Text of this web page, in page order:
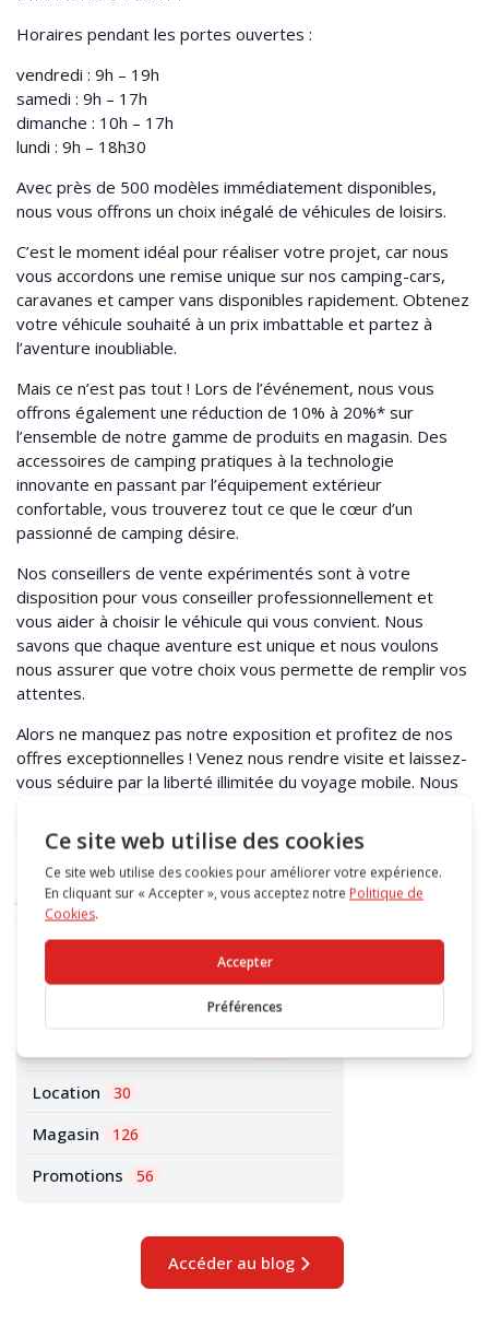
Horaires pendant les portes ouvertes :
vendredi : 9h – 19h
samedi : 9h – 17h
dimanche : 10h – 17h
lundi : 9h – 18h30
Avec près de 500 modèles immédiatement disponibles,
nous vous offrons un choix inégalé de véhicules de loisirs.
C’est le moment idéal pour réaliser votre projet, car nous
vous accordons une remise unique sur nos camping-cars,
caravanes et camper vans disponibles rapidement. Obtenez
votre véhicule souhaité à un prix imbattable et partez à
l’aventure inoubliable.
Mais ce n’est pas tout ! Lors de l’événement, nous vous
offrons également une réduction de 10% à 20%* sur
l’ensemble de notre gamme de produits en magasin. Des
accessoires de camping pratiques à la technologie
innovante en passant par l’équipement extérieur
confortable, vous trouverez tout ce que le cœur d’un
passionné de camping désire.
Nos conseillers de vente expérimentés sont à votre
disposition pour vous conseiller professionnellement et
vous aider à choisir le véhicule qui vous convient. Nous
savons que chaque aventure est unique et nous voulons
nous assurer que votre choix vous permette de remplir vos
attentes.
Alors ne manquez pas notre exposition et profitez de nos
offres exceptionnelles ! Venez nous rendre visite et laissez-
vous séduire par la liberté illimitée du voyage mobile. Nous
voyages.
*10% jusqu’à 200.- CHF, 15% à partir de 200.- CHF et 20% pour
plus de 500.- CHF d’achat (articles soldés exclus)
Autres publications
Location 30
Magasin 126
Promotions 56
Accéder au blog